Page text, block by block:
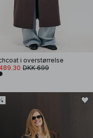
i overstørrelse
DKK 699